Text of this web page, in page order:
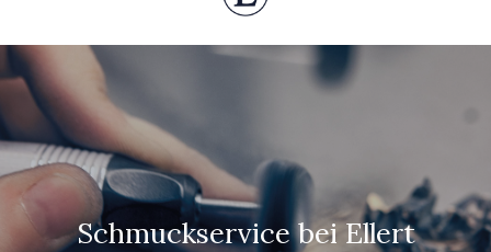
Schmuckservice bei Ellert